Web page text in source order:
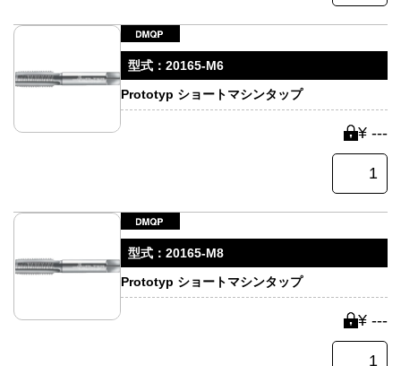
型式： 20165-M6
Prototyp ショートマシンタップ
¥ ---
型式： 20165-M8
Prototyp ショートマシンタップ
¥ ---